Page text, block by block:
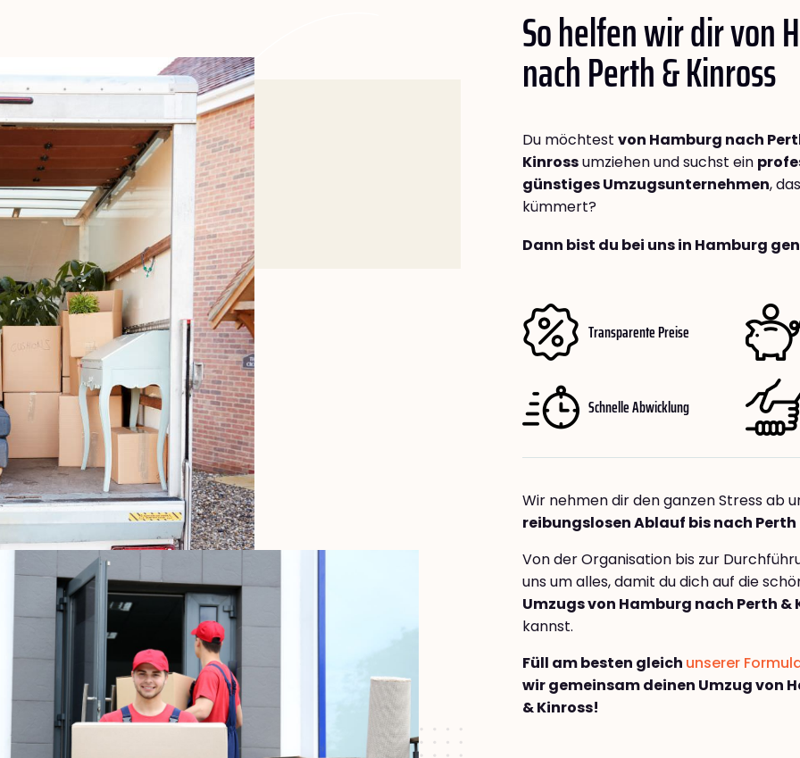
So helfen wir dir von
nachPerth & Kinross
Du möchtest von Hamburg nach
Kinrossumziehen und suchst ein
günstiges Umzugsunternehmen,
kümmert?
Dann bist du bei uns in Hamburg
Transparente Preise
Schnelle Abwicklung
Wir nehmen dir den ganzen Stress ab
reibungslosen Ablauf bis nach Perth
Von der Organisation bis zur
uns um alles, damit du dich auf die
Umzugs von Hamburg nach Perth &
kannst.
Füll am besten gleich unserer
wir gemeinsam deinen Umzug von
& Kinross!